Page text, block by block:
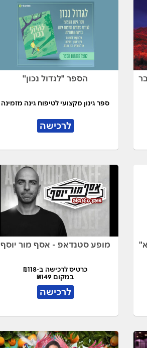
הספר "לגדול נכון"
ספר גינון מקצועי לטיפוח גינה מזמינה
לרכישה
מופע סטנדאפ - אסף מור יוסף
כרטיס לרכישה ב-₪118
במקום ₪149
לרכישה